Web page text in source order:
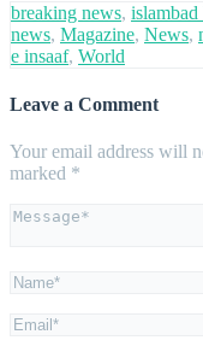
breaking news,
news, Magazine, News,
e insaaf, World
Leave a Comment
Your email address will
marked *